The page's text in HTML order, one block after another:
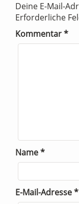
Deine E-Mail-
Erforderliche
Kommentar*
Name*
E-Mail-Adresse*